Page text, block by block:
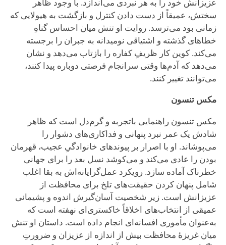
سختش، عمیقاً از دست دادن کنترل و بازگشت به هیولایی که
زمانی بود می‌ترسد. روایت او تنش میان احساس گناهِ
خطاهای گذشته و اشتیاقی نومیدانه به جبران را برجسته
می‌کند. کوین کار ظریفِ کفاره را بازتاب می‌دهد و نشان
می‌دهد که آدم‌ها وقتی سرانجام فرصتی دوباره پیدا کنند،
می‌توانند تغییر کنند.
مکس تنسون
مکس تنسون راهنمایی باتجربه و گرم‌دل است که ظاهر
شادش یک عمر نبرد پنهانی و فداکاری‌های دشوار را
می‌پوشاند. او با اصرار بر پیوندهای خانوادگیِ عجیب، قهرمان
بودن را عادی می‌کند و می‌کوشد نسل بعد را برای جهانی
خطرناک آماده سازد. رویکرد عمل‌گرایانه‌اش به بقا اغلب
شامل پنهان کردن حقیقت‌های تلخ برای محافظت از
عزیزانش است. زیر شخصیت آسان‌گیرش اندوه و پشیمانی
عمیقی از انتخاب‌های اخلاقاً خاکستری‌ای نهفته است که
به‌عنوان مأموری افسانه‌ای انجام داده است. داستان او تنش
میان غریزهٔ محافظت بیش از اندازه از عزیزان و ضرورتِ